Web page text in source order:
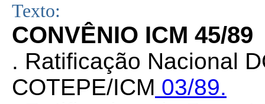
Texto:
CONVÊNIO ICM 45/89
. Ratificação Nacional
COTEPE/ICM 03/89.